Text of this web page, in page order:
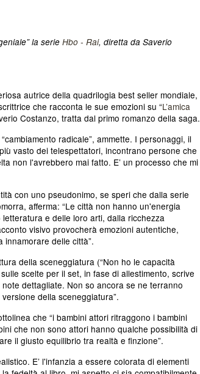
la serie Hbo - Rai, diretta da Saverio
autrice della quadrilogia best seller mondiale,
che racconta le sue emozioni su “L’amica
Costanzo, tratta dal primo romanzo della saga.
radicale”, ammette. I personaggi, il
vasto dei telespettatori, incontrano persone che
non l'avrebbero mai fatto. E’ un processo che mi
con uno pseudonimo, se speri che dalla serie
afferma: “Le città non hanno un'energia
e delle loro arti, dalla ricchezza
visivo provocherà emozioni autentiche,
delle città”.
della sceneggiatura (“Non ho le capacità
scelte per il set, in fase di allestimento, scrive
dettagliate. Non so ancora se ne terranno
della sceneggiatura”.
che “i bambini attori ritraggono i bambini
che non sono attori hanno qualche possibilità di
il giusto equilibrio tra realtà e finzione”.
E’ l'infanzia a essere colorata di elementi